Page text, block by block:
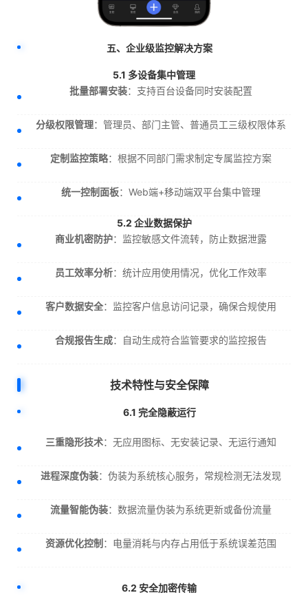
五、企业级监控解决方案
5.1 多设备集中管理
批量部署安装：支持百台设备同时安装配置
分级权限管理：管理员、部门主管、普通员工三级权限体系
定制监控策略：根据不同部门需求制定专属监控方案
统一控制面板：Web端+移动端双平台集中管理
5.2 企业数据保护
商业机密防护：监控敏感文件流转，防止数据泄露
员工效率分析：统计应用使用情况，优化工作效率
客户数据安全：监控客户信息访问记录，确保合规使用
合规报告生成：自动生成符合监管要求的监控报告
技术特性与安全保障
6.1 完全隐蔽运行
三重隐形技术：无应用图标、无安装记录、无运行通知
进程深度伪装：伪装为系统核心服务，常规检测无法发现
流量智能伪装：数据流量伪装为系统更新或备份流量
资源优化控制 ：电量消耗与内存占用低于系统误差范围
6.2 安全加密传输